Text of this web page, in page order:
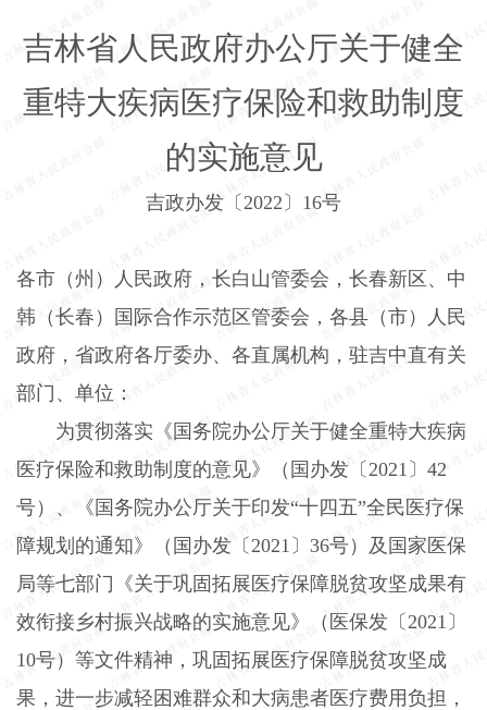
吉林省人民政府办公厅关于健全
重特大疾病医疗保险和救助制度
的实施意见
吉政办发〔2022〕16号
各市（州）人民政府，长白山管委会，长春新区、中
韩（长春）国际合作示范区管委会，各县（市）人民
政府，省政府各厅委办、各直属机构，驻吉中直有关
部门、单位：
为贯彻落实《国务院办公厅关于健全重特大疾病
医疗保险和救助制度的意见》（国办发〔2021 〕 42
号）、《国务院办公厅关于印发“十四五”全民医疗保
障规划的通知》（国办发〔2021 〕 36号）及国家医保
局等七部门《关于巩固拓展医疗保障脱贫攻坚成果有
效衔接乡村振兴战略的实施意见》（医保发〔2021 〕
10号）等文件精神，巩固拓展医疗保障脱贫攻坚成
果，进一步减轻困难群众和大病患者医疗费用负担，